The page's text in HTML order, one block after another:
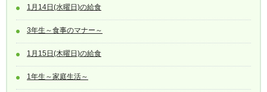
1月14日(水曜日)の給食
3年生～食事のマナー～
1月15日(木曜日)の給食
1年生～家庭生活～